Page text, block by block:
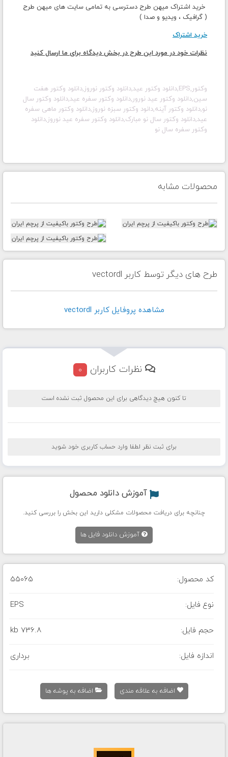
خرید اشتراک میهن طرح دسترسی به تمامی سایت های میهن طرح
( گرافیک ، ویدیو و صدا )
خرید اشتراک
نظرات خود در مورد این طرح در بخش دیدگاه برای ما ارسال کنید
وکتور,EPS,دانلود وکتور عید,دانلود وکتور نوروز,دانلود وکتور هفت
سین,دانلود وکتور عید نورور,دانلود وکتور سفره عید,دانلود وکتور سال
نو,دانلود وکتور آینه,دانود وکتور سبزه نوروز,دانلود وکتور ماهی سفره
عید,دانلود وکتور سال نو مبارک,دانلود وکتور سفره عید نوروز,دانلود
وکتور سفره سال نو
محصولات مشابه
طرح های دیگر توسط کاربر vectordl
مشاهده پروفايل کاربر vectordl
نظرات کاربران 0
تا کنون هیچ دیدگاهی برای این محصول ثبت نشده است
برای ثبت نظر لطفا وارد حساب کاربری خود شوید
آموزش دانلود محصول
چنانچه برای دریافت محصولات مشکلی دارید این بخش را بررسی کنید.
آموزش دانلود فایل ها
کد محصول: 55065
نوع فایل: EPS
حجم فایل: 736.8 kb
اندازه فایل: برداری
اضافه به علاقه مندی اضافه به پوشه ها